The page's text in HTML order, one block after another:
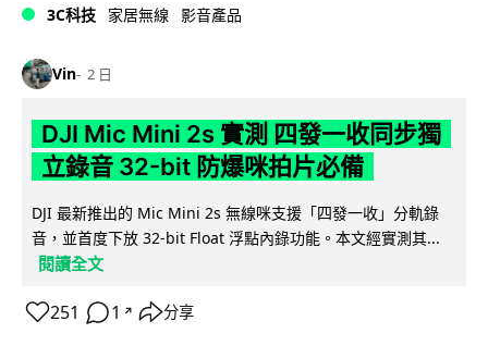
3C科技 家居無線 影音產品
Vin 2 日
DJI Mic Mini 2s 實測 四發一收同步獨
立錄音 32-bit 防爆咪拍片必備
DJI 最新推出的 Mic Mini 2s 無線咪支援「四發一收」分軌錄
音，並首度下放 32-bit Float 浮點內錄功能。本文經實測其...
閱讀全文
251 1 ↗ 分享